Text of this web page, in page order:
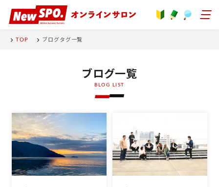
TOP ブログタグ一覧
ブログ一覧
BLOG LIST